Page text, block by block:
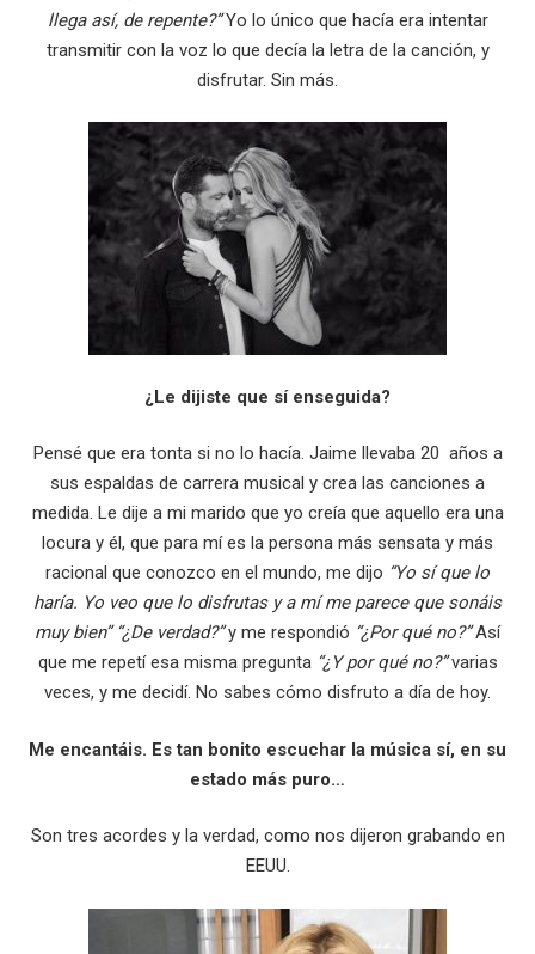
llega así, de repente?”Yo lo único que hacía era intentar
transmitir con la voz lo que decía la letra de la canción, y
disfrutar. Sin más.
¿Le dijiste que sí enseguida?
Pensé que era tonta si no lo hacía. Jaime llevaba 20 años a
sus espaldas de carrera musical y crea las canciones a
medida. Le dije a mi marido que yo creía que aquello era una
locura y él, que para mí es la persona más sensata y más
racional que conozco en el mundo, me dijo “Yo sí que lo
haría. Yo veo que lo disfrutas y a mí me parece que sonáis
muy bien” “¿De verdad?”y me respondió “¿Por qué no?”Así
que me repetí esa misma pregunta “¿Y por qué no?”varias
veces, y me decidí. No sabes cómo disfruto a día de hoy.
Me encantáis. Es tan bonito escuchar la música sí, en su
estado más puro…
Son tres acordes y la verdad, como nos dijeron grabando en
EEUU.